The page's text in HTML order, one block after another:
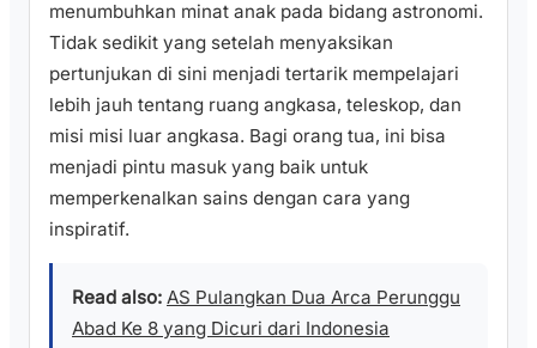
menumbuhkan minat anak pada bidang astronomi.
Tidak sedikit yang setelah menyaksikan
pertunjukan di sini menjadi tertarik mempelajari
lebih jauh tentang ruang angkasa, teleskop, dan
misi misi luar angkasa. Bagi orang tua, ini bisa
menjadi pintu masuk yang baik untuk
memperkenalkan sains dengan cara yang
inspiratif.
Read also: AS Pulangkan Dua Arca Perunggu
Abad Ke 8 yang Dicuri dari Indonesia